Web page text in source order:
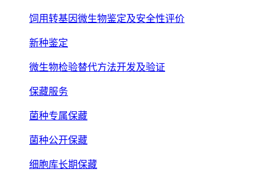
饲用转基因微生物鉴定及安全性评价
新种鉴定
微生物检验替代方法开发及验证
保藏服务
菌种专属保藏
菌种公开保藏
细胞库长期保藏